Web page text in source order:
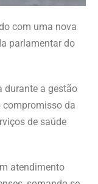
com uma nova
parlamentar do
durante a gestão
compromisso da
de saúde
atendimento